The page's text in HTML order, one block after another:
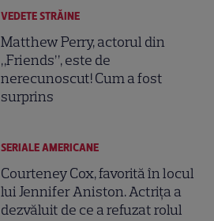
VEDETE STRĂINE
Matthew Perry, actorul din
„Friends”, este de
nerecunoscut! Cum a fost
surprins
SERIALE AMERICANE
Courteney Cox, favorită în locul
lui Jennifer Aniston. Actrița a
dezvăluit de ce a refuzat rolul